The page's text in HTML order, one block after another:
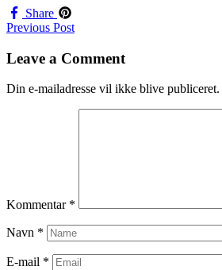
Share
Navigation
til
Previous Post
Leave a Comment
Din e-mailadresse vil ikke blive publiceret.
Kommentar *
Navn *
E-mail *